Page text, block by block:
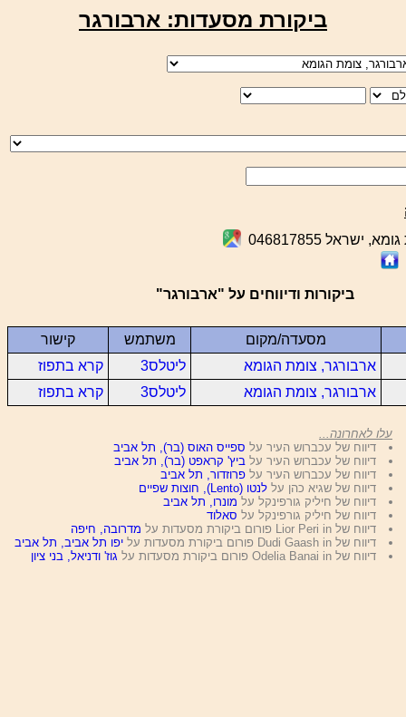
ביקורת מסעדות: ארבורגר
ישראל 046817855
ביקורות ודיווחים על "ארבורגר"
מסעדה/מקום משתמש
קישור
ארבורגר, צומת הגומא
ליטלס3
קרא בתפוז
ארבורגר, צומת הגומא
ליטלס3 קרא בתפוז
עלו לאחרונה...
דיווח של עכברוש העיר על ספייס האוס (בר), תל אביב
דיווח של עכברוש העיר על ביץ' קראפט (בר), תל אביב
דיווח של עכברוש העיר עלפרוזדור, תל אביב
דיווח של שגיא כהן עללנטו (Lento), חוצות שפיים
דיווח של חיליק גורפינקל על מונרו, תל אביב
דיווח של חיליק גורפינקל על סאלוד
דיווח של Lior Peri in פורום ביקורת מסעדות על
מדרובה, חיפה
דיווח של Dudi Gaash in פורום ביקורת מסעדות על
יפו תל אביב, תל אביב
דיווח של Odelia Banai in פורום ביקורת מסעדות על
גוז' ודניאל, בני ציון